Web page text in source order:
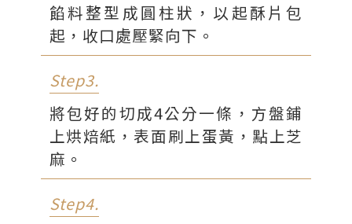
餡料整型成圓柱狀，以起酥片包
起，收口處壓緊向下。
Step3.
將包好的切成4公分一條，方盤鋪
上烘焙紙，表面刷上蛋黃，點上芝
麻。
Step4.